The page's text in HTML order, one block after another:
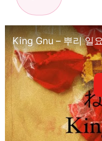
King Gnu – 뿌리 일